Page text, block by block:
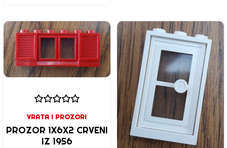
VRATA I PROZORI
PROZOR 1X6X2 CRVENI
IZ 1956